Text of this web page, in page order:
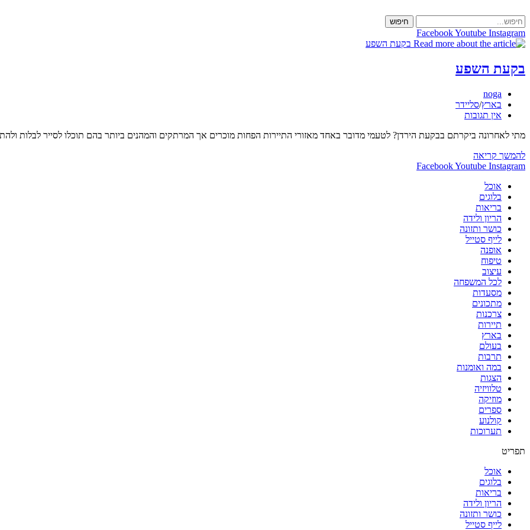
to
content
חיפוש
FacebookYoutube Instagram
בקעת השפע
מחבר:
noga
קטגוריה:
בארץ/סליידר
תגובות:
אין תגובות
מתי לאחרונה ביקרתם בבקעת הירדן? לטעמי מדובר באחד מאזורי התיירות הפחות מוכרים אך המרתקים והמהנים ביותר בהם תוכלו לסייר לבלות ולהתארח
להמשך קריאהבקעת
השפעFacebookYoutube Instagram
אוכל
בלוגים
בריאות
הריון ולידה
כושר ותזונה
לייף סטייל
אופנה
טיפוח
עיצוב
לכל המשפחה
מסעדות
מתכונים
צרכנות
תיירות
בארץ
בעולם
תרבות
במה ואומנות
הצגות
טלוויזיה
מוזיקה
ספרים
קולנוע
תערוכות
תפריט
אוכל
בלוגים
בריאות
הריון ולידה
כושר ותזונה
לייף סטייל